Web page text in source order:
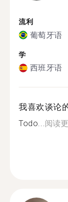
流利
葡萄牙语
学
西班牙语
我喜欢谈论
Todo...阅读